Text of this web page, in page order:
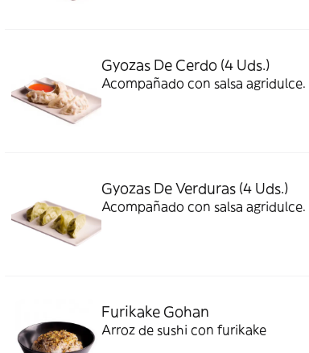
Gyozas De Cerdo (4 Uds.)
Acompañado con salsa
Gyozas De Verduras (4 Uds.)
Acompañado con salsa
Furikake Gohan
Arroz de sushi con furikake